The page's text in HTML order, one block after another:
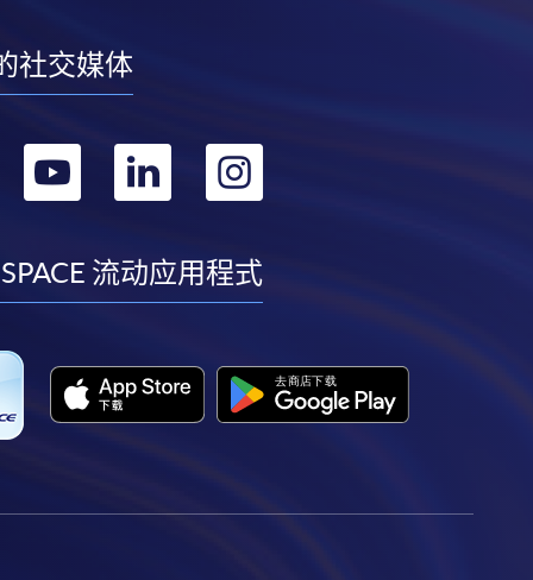
社交媒体
转
youtube
转
linkedin
转
instagram
流动应用程式